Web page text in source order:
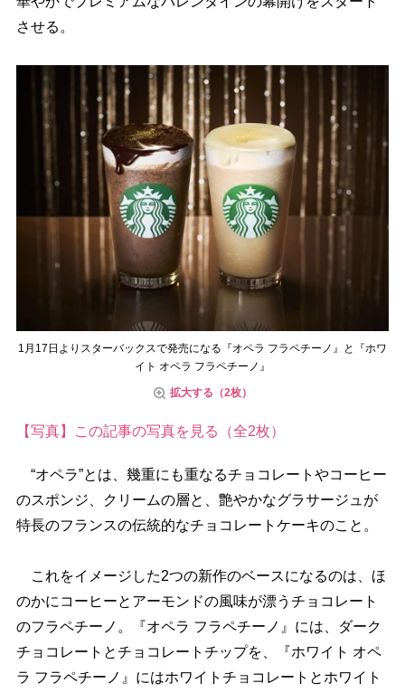
させる。
1月17日よりスターバックスで発売になる『オペラ フラペチーノ』と『ホワ
イト オペラ フラペチーノ』
拡大する（2枚）
【写真】この記事の写真を見る（全2枚）
“オペラ”とは、幾重にも重なるチョコレートやコーヒー
のスポンジ、クリームの層と、艶やかなグラサージュが
特長のフランスの伝統的なチョコレートケーキのこと。
これをイメージした2つの新作のベースになるのは、ほ
のかにコーヒーとアーモンドの風味が漂うチョコレート
のフラペチーノ。『オペラ フラペチーノ』には、ダーク
チョコレートとチョコレートチップを、『ホワイト オペ
ラ フラペチーノ』にはホワイトチョコレートとホワイト